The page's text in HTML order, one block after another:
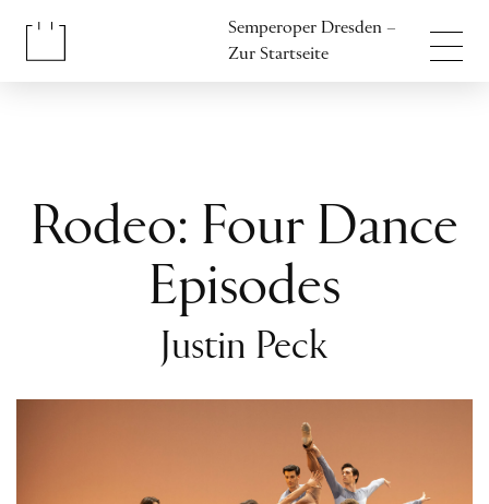
Semperoper Dresden –
Zur Startseite
Rodeo: Four Dance
Episodes
Justin Peck